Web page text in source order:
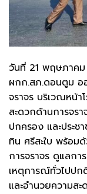
วันที่ 21 พฤษภาค
ผกก.สภ.ดอนตูม อ
จราจร บริเวณหน้า
สะดวกด้านการจร
ปกครอง และประช
ทิน ศรีสะใบ พร้อม
การจราจร ดูแลก
เหตุการณ์ทั่วไปป
และอำนวยความสะ